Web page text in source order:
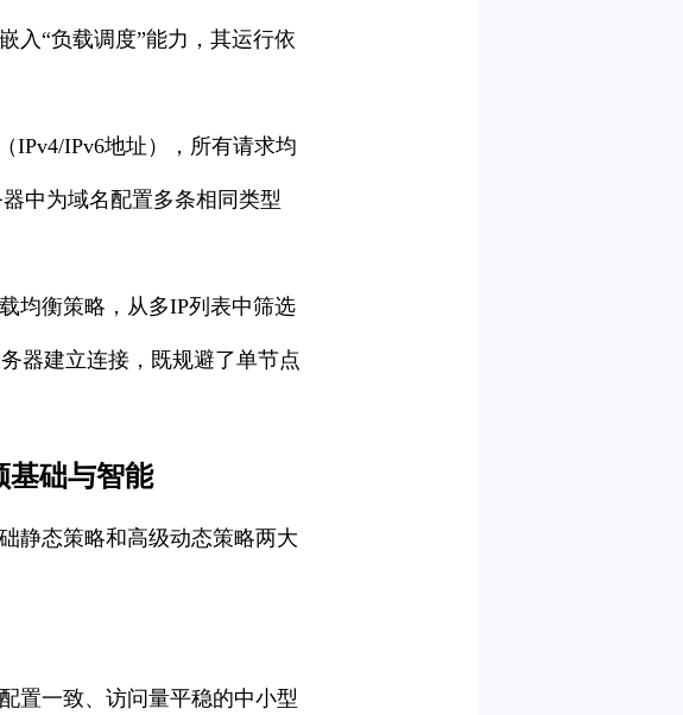
入“负载调度”能力，其运行依
IPv4/IPv6地址），所有请求均
中为域名配置多条相同类型
均衡策略，从多IP列表中筛选
器建立连接，既规避了单节点
基础与智能
静态策略和高级动态策略两大
置一致、访问量平稳的中小型